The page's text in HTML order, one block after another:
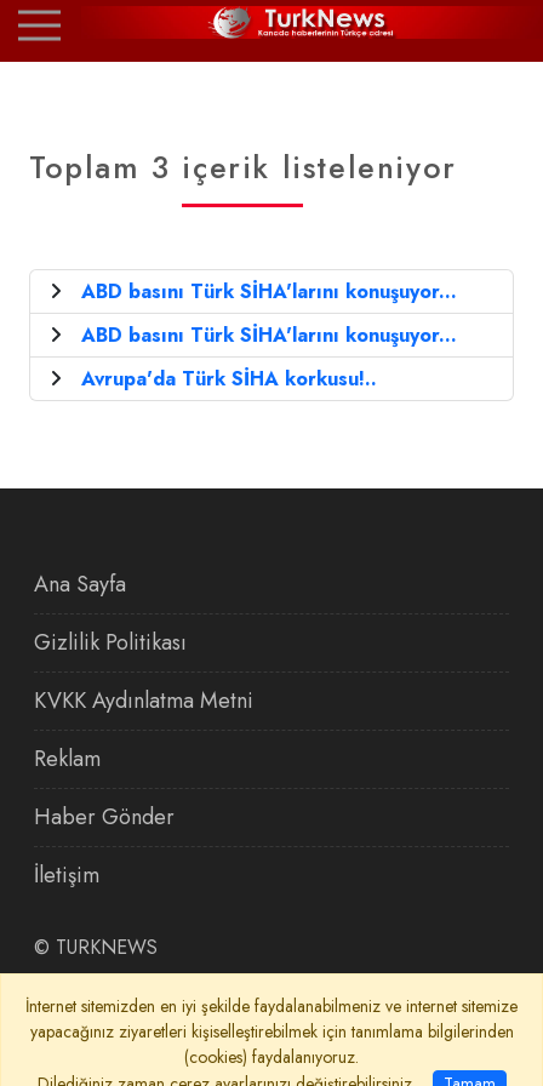
Toplam 3 içerik listeleniyor
ABD basını Türk SİHA'larını konuşuyor...
ABD basını Türk SİHA'larını konuşuyor...
Avrupa'da Türk SİHA korkusu!..
Ana Sayfa
Gizlilik Politikası
KVKK Aydınlatma Metni
Reklam
Haber Gönder
İletişim
© TURKNEWS
İnternet sitemizden en iyi şekilde faydalanabilmeniz ve internet sitemize
yapacağınız ziyaretleri kişiselleştirebilmek için tanımlama bilgilerinden
(cookies) faydalanıyoruz.